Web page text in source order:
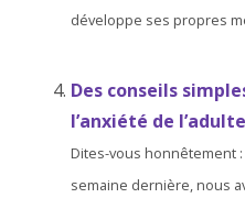
développe ses propres
Des conseils
l’anxiété de
Dites-vous honnêtement
semaine dernière, nous